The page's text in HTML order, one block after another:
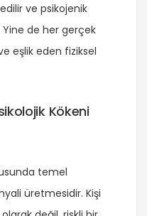
ve psikojenik
de her gerçek
eşlik eden fiziksel
Kökeni
temel
üretmesidir. Kişi